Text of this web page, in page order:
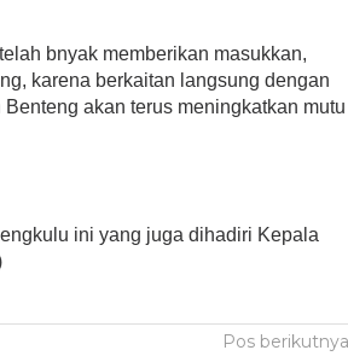
bnyak memberikan masukkan,
karena berkaitan langsung dengan
akan terus meningkatkan mutu
ini yang juga dihadiri Kepala
Pos berikutnya